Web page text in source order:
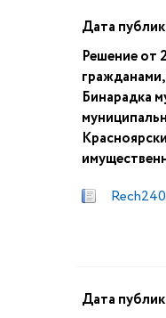
Дата
Решение от
Бинарадка
Дата